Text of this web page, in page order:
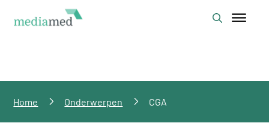
Home Onderwerpen CGA